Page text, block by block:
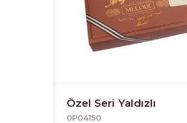
Özel Seri Yaldızlı
0P04150